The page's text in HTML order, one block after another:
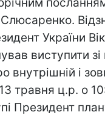
України
виступити
внутрішній і
травня ц.р. о
Президент